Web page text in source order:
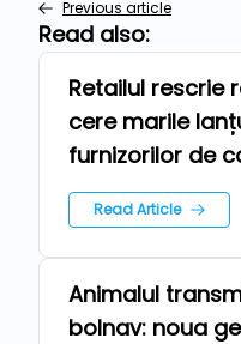
Previous article
Read also:
Repers
Retailul rescrie
cere marile
furnizorilor de
2030
Read Article
Technologies
Animalul
bolnav: noua